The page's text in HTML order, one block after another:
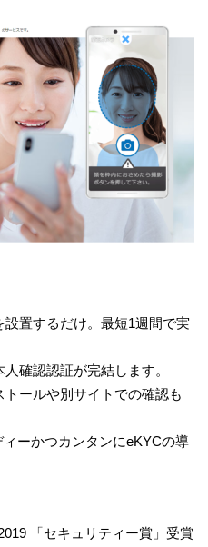
置するだけ。最短1週間で実
確認認証が完結します。
ールや別サイトでの確認も
ーかつカンタンにeKYCの導
「セキュリティー賞」受賞